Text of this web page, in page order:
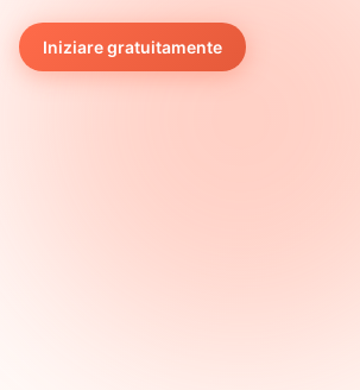
Iniziare gratuitamente